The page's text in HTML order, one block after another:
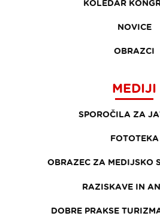
KOLEDAR
NOVICE
OBRAZCI
MEDIJI
SPOROČILA ZA
FOTOTEKA
OBRAZEC ZA MEDIJSKO
RAZISKAVE IN
DOBRE PRAKSE